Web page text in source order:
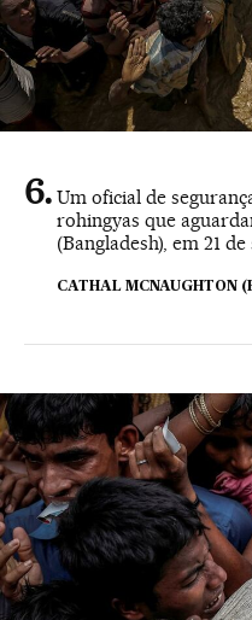
Um oficial de
rohingyas que
(Bangladesh), em 21
CATHAL MCNAUGHTON